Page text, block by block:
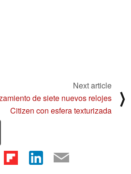
Next article
de siete nuevos relojes
Citizen con esfera texturizada
⟩